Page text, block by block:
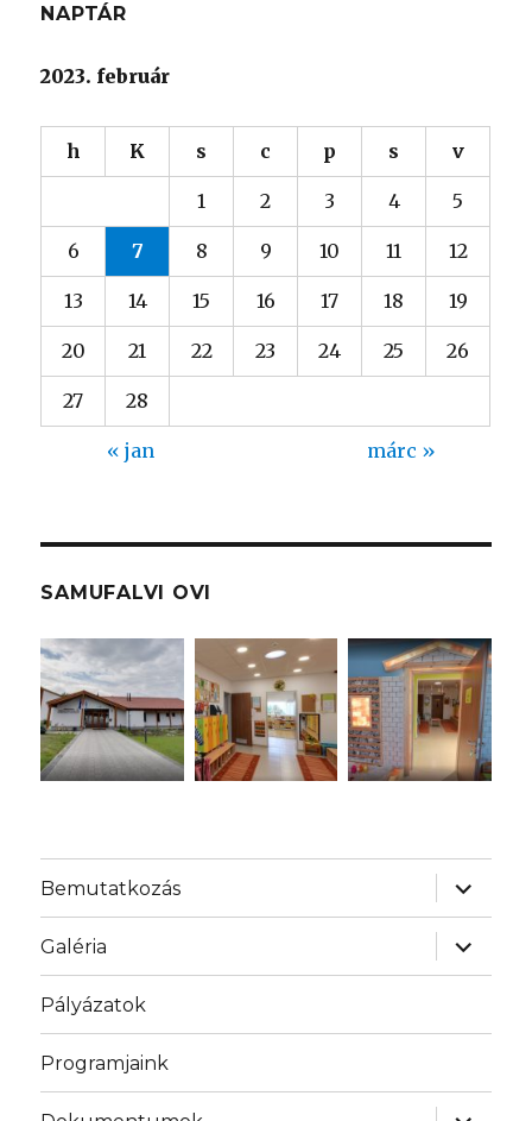
NAPTÁR
2023. február
h K s c p s v
1 2 3 4 5
6 7 8 9 10 11 12
13 14 15 16 17 18 19
20 21 22 23 24 25 26
27 28
« jan márc »
SAMUFALVI OVI
Bemutatkozás
almenü
Galéria
almenü
Pályázatok
Programjaink
almenü